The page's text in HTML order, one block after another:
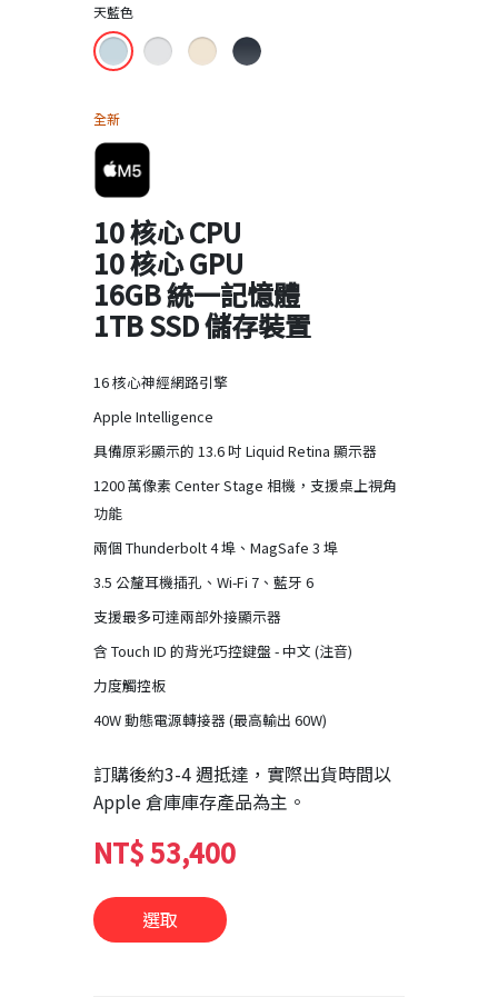
天藍色
全新
10 核心 CPU
10 核心 GPU
16GB 統一記憶體
1TB SSD 儲存裝置
16 核心神經網路引擎
Apple Intelligence
具備原彩顯示的 13.6 吋 Liquid Retina 顯示器
1200 萬像素 Center Stage 相機，支援桌上視角
功能
兩個 Thunderbolt 4 埠、MagSafe 3 埠
3.5 公釐耳機插孔、Wi-Fi 7、藍牙 6
支援最多可達兩部外接顯示器
含 Touch ID 的背光巧控鍵盤 - 中文 (注音)
力度觸控板
40W 動態電源轉接器 (最高輸出 60W)
訂購後約3-4 週抵達 ，實際出貨時間以
Apple 倉庫庫存產品為主。
NT$ 53,400